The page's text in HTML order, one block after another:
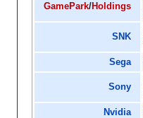
GamePark/Holdings
SNK
Sega
Sony
Nvidia